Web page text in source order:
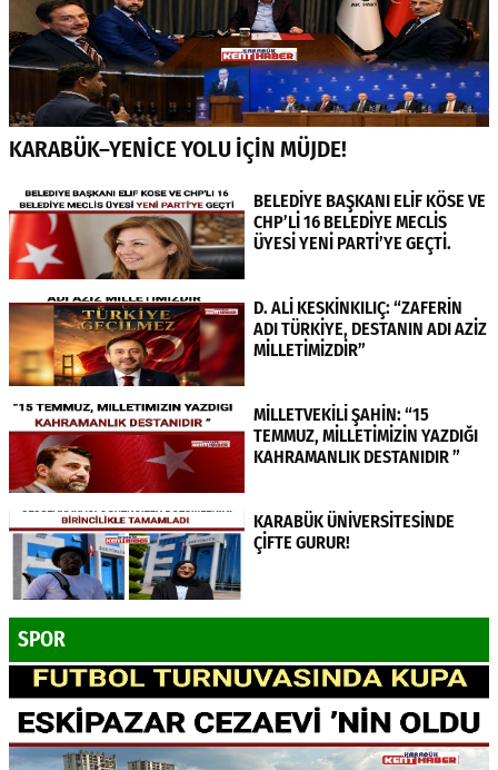
KARABÜK–YENİCE YOLU İÇİN MÜJDE!
BELEDİYE BAŞKANI ELİF KÖSE VE
CHP’Lİ 16 BELEDİYE MECLİS
ÜYESİ YENİ PARTİ’YE GEÇTİ.
D. ALİ KESKİNKILIÇ: “ZAFERİN
ADI TÜRKİYE, DESTANIN ADI AZİZ
MİLLETİMİZDİR”
MİLLETVEKİLİ ŞAHİN: “15
TEMMUZ, MİLLETİMİZİN YAZDIĞI
KAHRAMANLIK DESTANIDIR ”
KARABÜK ÜNİVERSİTESİNDE
ÇİFTE GURUR!
SPOR